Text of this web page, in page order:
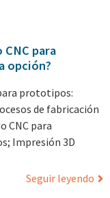
para
opción?
prototipos:
de fabricación
CNC para
Impresión 3D
Seguir leyendo